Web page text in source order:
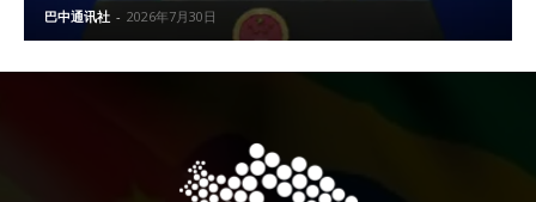
巴中通讯社 - 2026年7月30日